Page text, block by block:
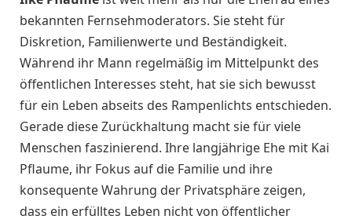
bekannten Fernsehmoderators. Sie steht für
Diskretion, Familienwerte und Beständigkeit.
Während ihr Mann regelmäßig im Mittelpunkt des
öffentlichen Interesses steht, hat sie sich bewusst
für ein Leben abseits des Rampenlichts entschieden.
Gerade diese Zurückhaltung macht sie für viele
Menschen faszinierend. Ihre langjährige Ehe mit Kai
Pflaume, ihr Fokus auf die Familie und ihre
konsequente Wahrung der Privatsphäre zeigen,
dass ein erfülltes Leben nicht von öffentlicher